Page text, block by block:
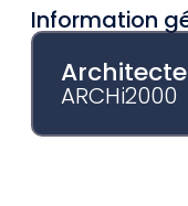
Information
Architecte
ARCHi2000